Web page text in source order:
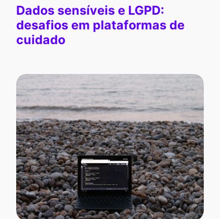
Dados sensíveis e LGPD:
desafios em plataformas de
cuidado